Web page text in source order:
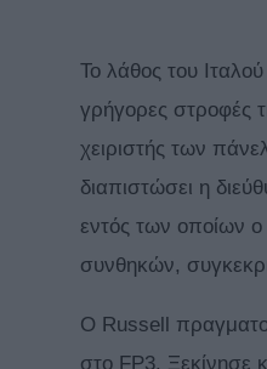
Το λάθος του
γρήγορες στροφές
χειριστής των
διαπιστώσει η
εντός των οποίων
συνθηκών,
Ο Russell
στο FP3. Ξεκίνησε